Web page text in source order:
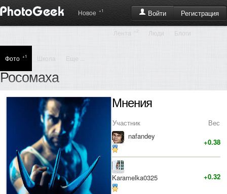
Войти Регистрация
Новое +1
Лента Люди Блоги
Фото +1 Школа Еще ...
Росомаха
Мнения
Участник
Вес
nafandey
+0.38
Karamelka0325 +0.32